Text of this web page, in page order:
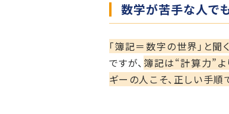
数学が苦手な人で
「簿記＝数字の世界」と
ですが、 簿記は“計算力”よ
ギーの人こそ、正しい手